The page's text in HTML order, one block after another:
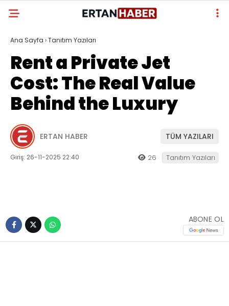
Ana Sayfa ›Tanıtım Yazıları
Rent a Private Jet
Cost: The Real Value
Behind the Luxury
ERTAN HABER TÜM YAZILARI
Giriş: 26-11-2025 22:40 26 Tanıtım Yazıları
ABONE OL